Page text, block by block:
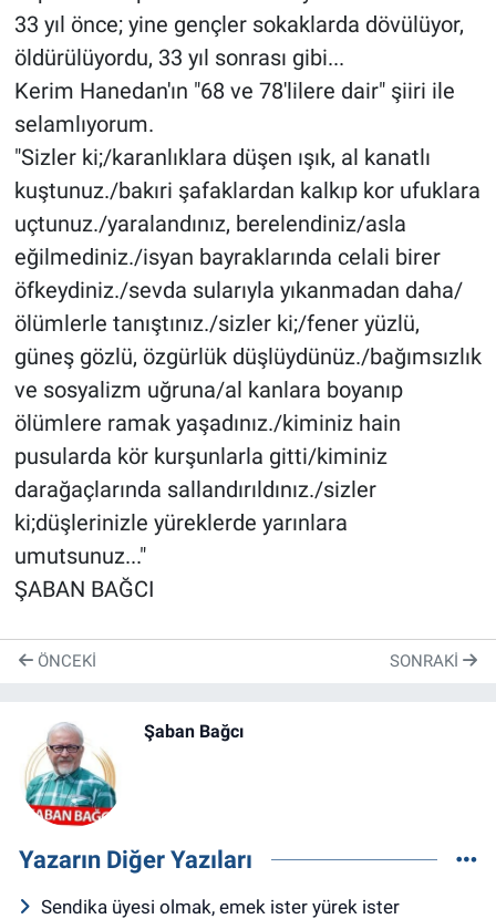
33 yıl önce; yine gençler sokaklarda dövülüyor,
öldürülüyordu, 33 yıl sonrası gibi...
Kerim Hanedan'ın "68 ve 78'lilere dair" şiiri ile
selamlıyorum.
"Sizler ki;/karanlıklara düşen ışık, al kanatlı
kuştunuz./bakıri şafaklardan kalkıp kor ufuklara
uçtunuz./yaralandınız, berelendiniz/asla
eğilmediniz./isyan bayraklarında celali birer
öfkeydiniz./sevda sularıyla yıkanmadan daha/
ölümlerle tanıştınız./sizler ki;/fener yüzlü,
güneş gözlü, özgürlük düşlüydünüz./bağımsızlık
ve sosyalizm uğruna/al kanlara boyanıp
ölümlere ramak yaşadınız./kiminiz hain
pusularda kör kurşunlarla gitti/kiminiz
darağaçlarında sallandırıldınız./sizler
ki;düşlerinizle yüreklerde yarınlara
umutsunuz..."
ŞABAN BAĞCI
ÖNCEKI SONRAKI
Şaban Bağcı
Yazarın Diğer Yazıları
Sendika üyesi olmak, emek ister yürek ister